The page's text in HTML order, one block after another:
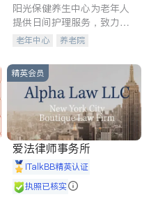
阳光保健养生中心为老年人
提供日间护理服务，致力于
通过持续的护理创新来有效
老年中心 养老院
精英会员
爱法律师事务所
iTalkBB精英认证
执照已核实